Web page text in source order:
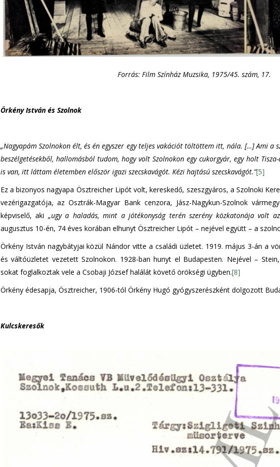
Forrás: Film Színház Muzsika, 1975/45. szám, 17.
Örkény István és Szolnok
„Nagyapám Szolnokon élt, és én egyszer egy teljes vakációt töltöttem itt, nála. […] Ami a
beszélgetésekből, hallomásból tudom, hogy volt Szolnokon egy cukorgyár, egy holt
is van, itt láttam életemben először igazi szecskavágót. Kézi hajtású szecskavágót.”[5]
Ez a bizonyos nagyapa Ösztreicher Lipót volt, kereskedő, szeszgyáros, a Szolnoki
vezérigazgatója, az Osztrák-Magyar Bank cenzora, Jász-Nagykun-Szolnok
képviselő, aki „ugy a haladás, mint a jótékonyság terén szerény közkatonája volt
augusztus 10-én, 74 éves korában elhunyt Ösztreicher Lipót – nejével együtt – a
Örkény István nagybátyjai közül Nándor vitte a családi üzletet. 1919. május 3-án a
és váltóüzletet vezetett Szolnokon. 1928-ban hunyt el Budapesten. Nejével –
sokat foglalkoztak vele a Csobaji József halálát követő örökségi ügyben.[8]
Örkény édesapja, Ösztreicher, 1906-tól Örkény Hugó gyógyszerészként dolgozott
Kulcskeresők